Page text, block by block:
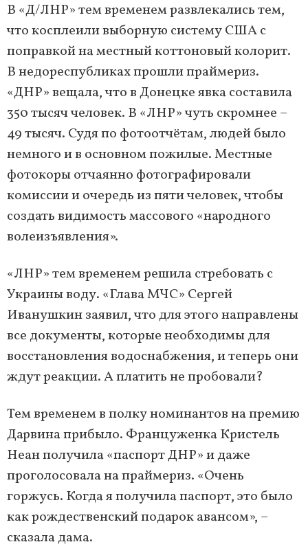
В «Д/ЛНР» тем временем развлекались тем,
что косплеили выборную систему США с
поправкой на местный коттоновый колорит.
В недореспубликах прошли праймериз.
«ДНР» вещала, что в Донецке явка составила
350 тысяч человек. В «ЛНР» чуть скромнее –
49 тысяч. Судя по фотоотчётам, людей было
немного и в основном пожилые. Местные
фотокоры отчаянно фотографировали
комиссии и очередь из пяти человек, чтобы
создать видимость массового «народного
волеизъявления».
«ЛНР» тем временем решила стребовать с
Украины воду. «Глава МЧС» Сергей
Иванушкин заявил, что для этого направлены
все документы, которые необходимы для
восстановления водоснабжения, и теперь они
ждут реакции. А платить не пробовали?
Тем временем в полку номинантов на премию
Дарвина прибыло. Француженка Кристель
Неан получила «паспорт ДНР» и даже
проголосовала на праймериз. «Очень
горжусь. Когда я получила паспорт, это было
как рождественский подарок авансом», –
сказала дама.